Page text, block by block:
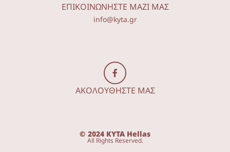
ΑΚΟΛΟΥΘΗΣΤΕ ΜΑΣ
ΕΠΙΚΟΙΝΩΝΗΣΤΕ ΜΑΖΙ ΜΑΣ
info@kyta.gr
© 2024 KYTA Hellas
All Rights Reserved.